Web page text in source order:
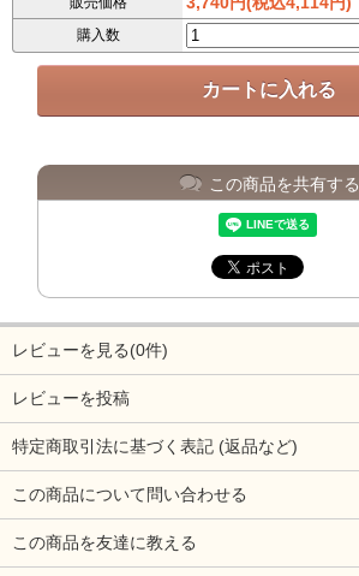
購入数
この商品を共有する
レビューを見る(0件)
レビューを投稿
特定商取引法に基づく表記 (返品など)
この商品について問い合わせる
この商品を友達に教える